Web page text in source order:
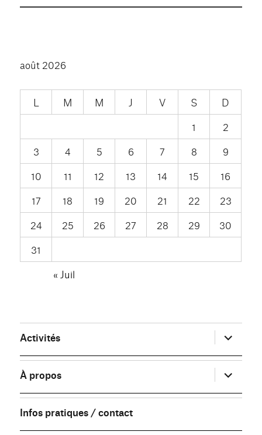
août 2026
L M M J V S
D
1
2
3
4 5 6 7 8
9
10
11 12 13 14 15
16
17
18 19 20 21 22
23
24
25 26 27 28 29
30
31
« Juil
Activités ouvrir
le
sous-
menu
À propos
ouvrir
le
sous-
menu
Infos pratiques / contact